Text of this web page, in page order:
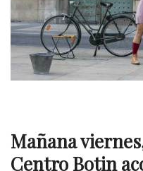
Mañana
Centro Botin